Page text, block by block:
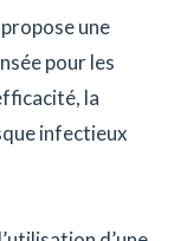
une
pour les
la
infectieux